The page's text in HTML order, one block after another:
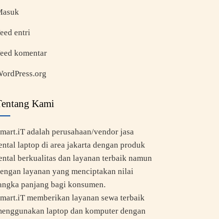
entri
komentar
Kami
adalah perusahaan/vendor jasa
laptop di area jakarta dengan produk
berkualitas dan layanan terbaik namun
layanan yang menciptakan nilai
panjang bagi konsumen.
memberikan layanan sewa terbaik
laptop dan komputer dengan